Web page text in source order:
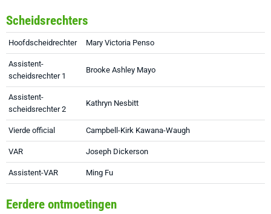
Scheidsrechters
Hoofdscheidrechter Mary Victoria Penso
Assistent-
scheidsrechter 1
Brooke Ashley Mayo
Assistent-
scheidsrechter 2
Kathryn Nesbitt
Vierde official Campbell-Kirk Kawana-Waugh
VAR Joseph Dickerson
Assistent-VAR Ming Fu
Eerdere ontmoetingen